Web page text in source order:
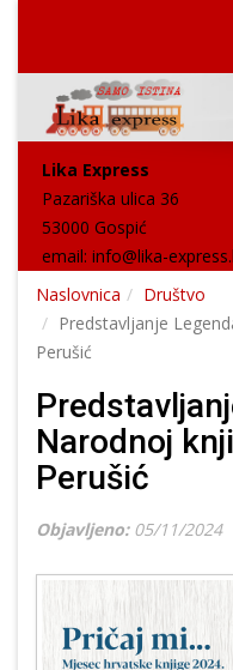
Lika Express
Pazariška ulica 36
53000 Gospić
email: info@lika-
Naslovnica
Društvo
Predstavljanje
Perušić
Narodnoj
Perušić
Objavljeno: 05/11/2024